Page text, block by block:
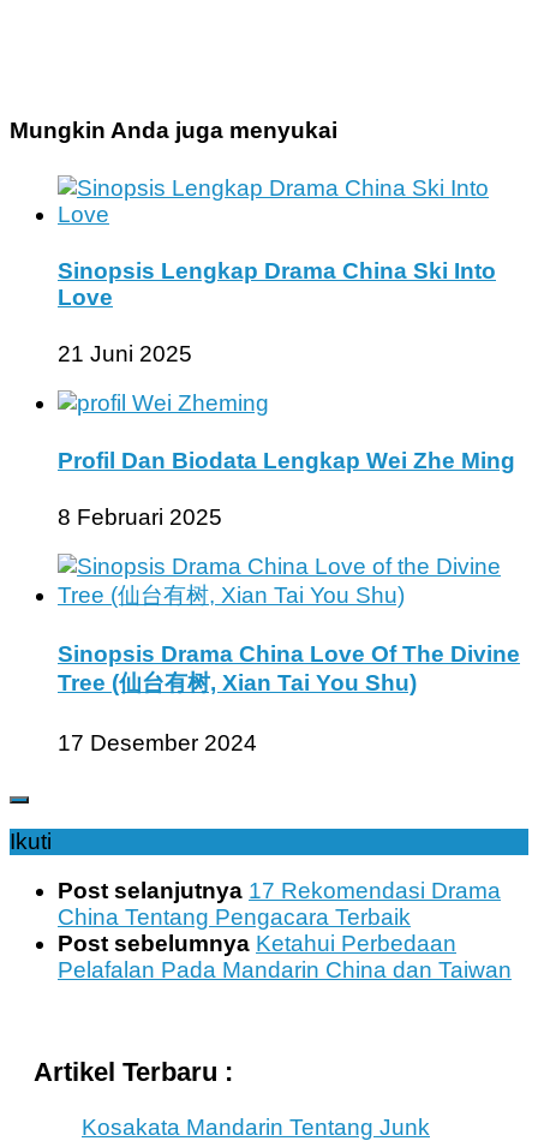
Mungkin Anda juga menyukai
Sinopsis Lengkap Drama China Ski Into
Love
21 Juni 2025
Profil Dan Biodata Lengkap Wei Zhe Ming
8 Februari 2025
Sinopsis Drama China Love Of The Divine
Tree (仙台有树, Xian Tai You Shu)
17 Desember 2024
Ikuti
Post selanjutnya 17 Rekomendasi Drama
China Tentang Pengacara Terbaik
Post sebelumnya Ketahui Perbedaan
Pelafalan Pada Mandarin China dan Taiwan
Artikel Terbaru :
Kosakata Mandarin Tentang Junk